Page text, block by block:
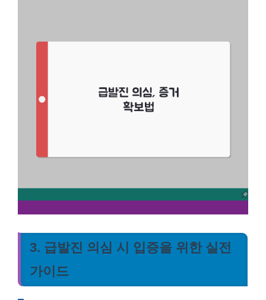
3. 급발진 의심 시 입증을 위한 실전
가이드